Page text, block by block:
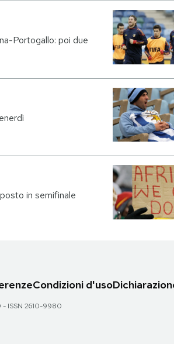
Portogallo: poi due
in semifinale
Condizioni d'uso
ISSN 2610-9980